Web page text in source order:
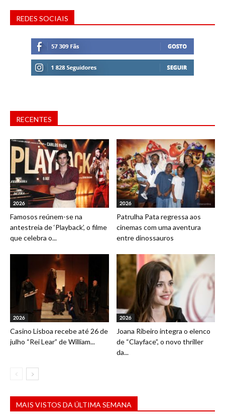
REDES SOCIAIS
RECENTES
2026
Famosos reúnem-se na
antestreia de ‘Playback’, o filme
que celebra o...
2026
Patrulha Pata regressa aos
cinemas com uma aventura
entre dinossauros
2026
Casino Lisboa recebe até 26 de
julho “Rei Lear” de William...
2026
Joana Ribeiro integra o elenco
de “Clayface”, o novo thriller
da...
MAIS VISTOS DA ÚLTIMA SEMANA